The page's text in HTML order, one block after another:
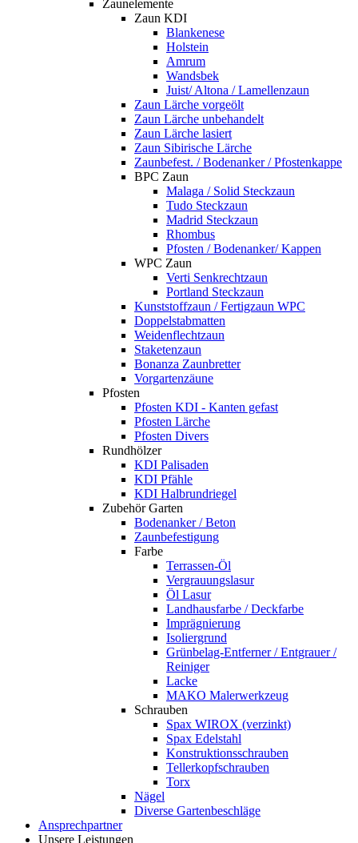
Zaunelemente
Zaun KDI
Blankenese
Holstein
Amrum
Wandsbek
Juist/ Altona / Lamellenzaun
Zaun Lärche vorgeölt
Zaun Lärche unbehandelt
Zaun Lärche lasiert
Zaun Sibirische Lärche
Zaunbefest. / Bodenanker / Pfostenkappe
BPC Zaun
Malaga / Solid Steckzaun
Tudo Steckzaun
Madrid Steckzaun
Rhombus
Pfosten / Bodenanker/ Kappen
WPC Zaun
Verti Senkrechtzaun
Portland Steckzaun
Kunststoffzaun / Fertigzaun WPC
Doppelstabmatten
Weidenflechtzaun
Staketenzaun
Bonanza Zaunbretter
Vorgartenzäune
Pfosten
Pfosten KDI - Kanten gefast
Pfosten Lärche
Pfosten Divers
Rundhölzer
KDI Palisaden
KDI Pfähle
KDI Halbrundriegel
Zubehör Garten
Bodenanker / Beton
Zaunbefestigung
Farbe
Terrassen-Öl
Vergrauungslasur
Öl Lasur
Landhausfarbe / Deckfarbe
Imprägnierung
Isoliergrund
Grünbelag-Entferner / Entgrauer /
Reiniger
Lacke
MAKO Malerwerkzeug
Schrauben
Spax WIROX (verzinkt)
Spax Edelstahl
Konstruktionsschrauben
Tellerkopfschrauben
Torx
Nägel
Diverse Gartenbeschläge
Ansprechpartner
Unsere Leistungen